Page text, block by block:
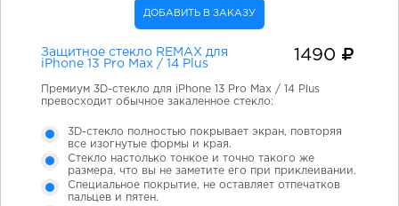
ДОБАВИТЬ В ЗАКАЗУ
Защитное стекло REMAX для
iPhone 13 Pro Max / 14 Plus
1490
Премиум 3D-стекло для iPhone 13 Pro Max / 14 Plus
превосходит обычное закаленное стекло:
3D-стекло полностью покрывает экран, повторяя
все изогнутые формы и края.
Стекло настолько тонкое и точно такого же
размера, что вы не заметите его при приклеивании.
Специальное покрытие, не оставляет отпечатков
пальцев и пятен.